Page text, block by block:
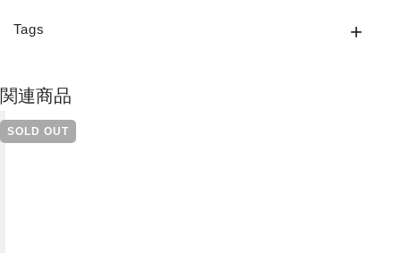
Tags
関連商品
SOLD OUT